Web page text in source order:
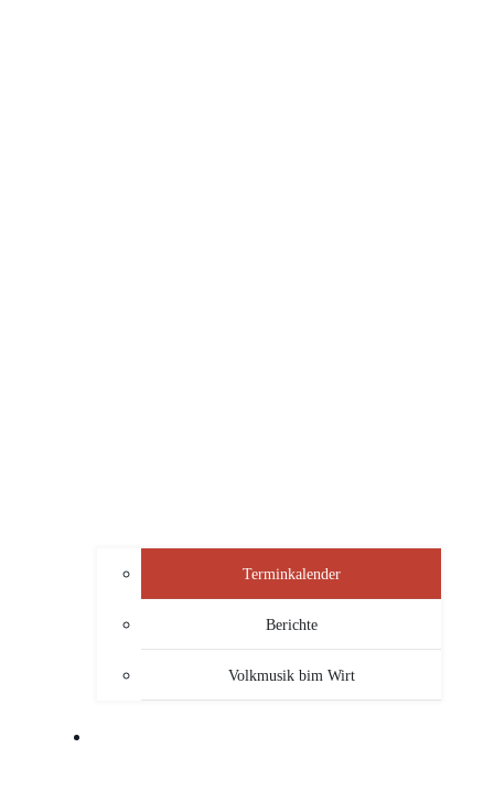
Terminkalender
Berichte
Volkmusik bim Wirt